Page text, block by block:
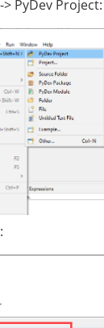
> PyDev Project: